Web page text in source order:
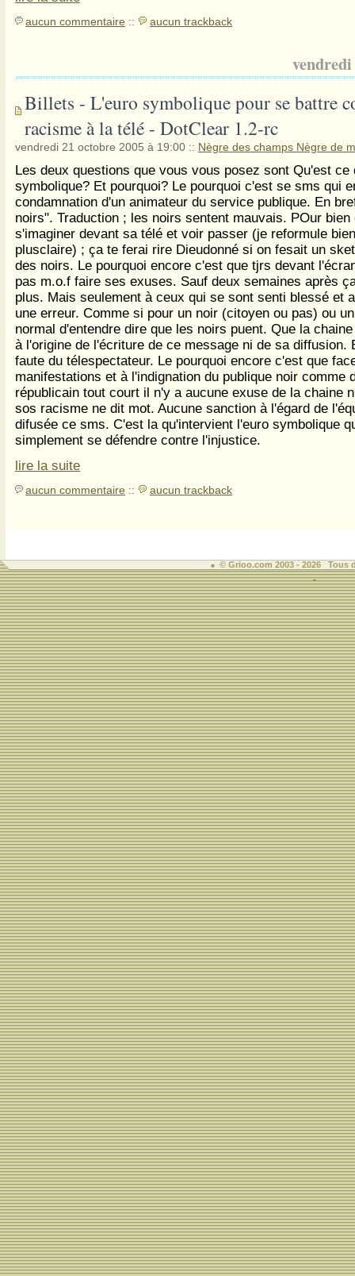
aucun commentaire :: aucun trackback
Billets - L'euro symbolique pour se battre
racisme à la télé - DotClear 1.2-rc
vendredi 21 octobre 2005 à 19:00 :: Nègre des champs Nègre de
Les deux questions que vous vous posez sont Qu'est ce
symbolique? Et pourquoi? Le pourquoi c'est se sms qui
condamnation d'un animateur du service publique. En
noirs". Traduction ; les noirs sentent mauvais. POur
s'imaginer devant sa télé et voir passer (je reformule
plusclaire) ; ça te ferai rire Dieudonné si on fesait un
des noirs. Le pourquoi encore c'est que tjrs devant
pas m.o.f faire ses exuses. Sauf deux semaines après
plus. Mais seulement à ceux qui se sont senti blessé et
une erreur. Comme si pour un noir (citoyen ou pas) ou
normal d'entendre dire que les noirs puent. Que la
à l'origine de l'écriture de ce message ni de sa diffusion.
faute du télespectateur. Le pourquoi encore c'est que
manifestations et à l'indignation du publique noir comme
républicain tout court il n'y a aucune exuse de la chaine
sos racisme ne dit mot. Aucune sanction à l'égard de
difusée ce sms. C'est la qu'intervient l'euro symbolique
simplement se défendre contre l'injustice.
lire la suite
aucun commentaire :: aucun trackback
© Grioo.com 2003 - 2026 Tous